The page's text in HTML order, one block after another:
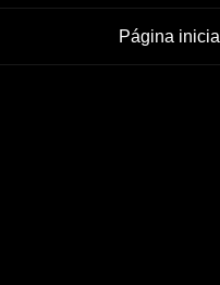
Página inicial